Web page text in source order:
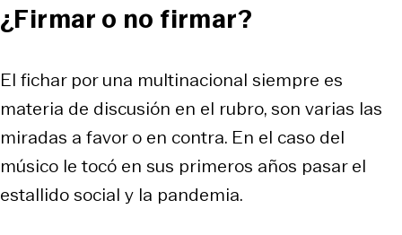
¿Firmar o no firmar?
El fichar por una multinacional siempre es
materia de discusión en el rubro, son varias las
miradas a favor o en contra. En el caso del
músico le tocó en sus primeros años pasar el
estallido social y la pandemia.